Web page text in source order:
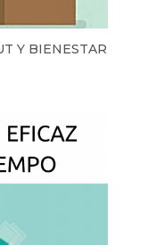
Y BIENESTAR